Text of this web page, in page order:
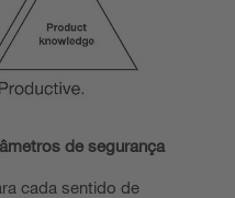
de segurança
cada sentido de